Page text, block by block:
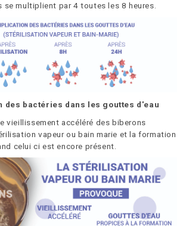
se multiplient par 4 toutes les 8 heures.
des bactéries dans les gouttes d'eau
vieillissement accéléré des biberons
vapeur ou bain marie et la formation
celui ci est encore présent.